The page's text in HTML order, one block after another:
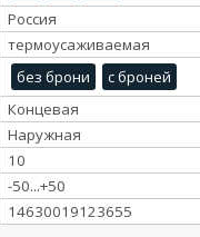
Россия
термоусаживаемая
без брони
с броней
Концевая
Наружная
10
-50...+50
14630019123655